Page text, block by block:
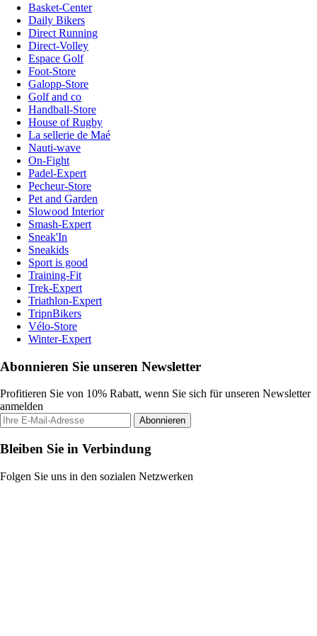
Basket-Center
Daily Bikers
Direct Running
Direct-Volley
Espace Golf
Foot-Store
Galopp-Store
Golf and co
Handball-Store
House of Rugby
La sellerie de Maé
Nauti-wave
On-Fight
Padel-Expert
Pecheur-Store
Pet and Garden
Slowood Interior
Smash-Expert
Sneak'In
Sneakids
Sport is good
Training-Fit
Trek-Expert
Triathlon-Expert
TripnBikers
Vélo-Store
Winter-Expert
Abonnieren Sie unseren Newsletter
Profitieren Sie von 10% Rabatt, wenn Sie sich für unseren Newsletter
anmelden
Abonnieren
Bleiben Sie in Verbindung
Folgen Sie uns in den sozialen Netzwerken